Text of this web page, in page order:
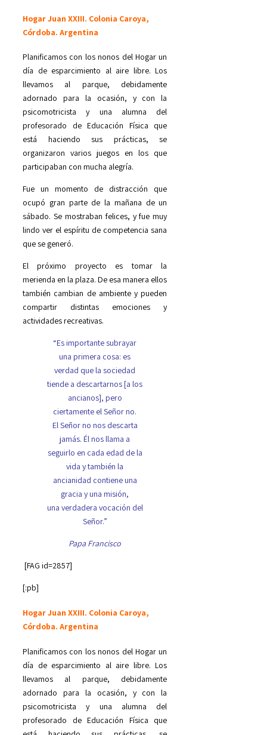
Hogar Juan XXIII. Colonia Caroya,
Córdoba. Argentina
Planificamos con los nonos del Hogar un
día de esparcimiento al aire libre. Los
llevamos al parque, debidamente
adornado para la ocasión, y con la
psicomotricista y una alumna del
profesorado de Educación Física que
está haciendo sus prácticas, se
organizaron varios juegos en los que
participaban con mucha alegría.
Fue un momento de distracción que
ocupó gran parte de la mañana de un
sábado. Se mostraban felices, y fue muy
lindo ver el espíritu de competencia sana
que se generó.
El próximo proyecto es tomar la
merienda en la plaza. De esa manera ellos
también cambian de ambiente y pueden
compartir distintas emociones y
actividades recreativas.
“Es importante subrayar
una primera cosa: es
verdad que la sociedad
tiende a descartarnos [a los
ancianos], pero
ciertamente el Señor no.
El Señor no nos descarta
jamás. Él nos llama a
seguirlo en cada edad de la
vida y también la
ancianidad contiene una
gracia y una misión,
una verdadera vocación del
Señor.”
Papa Francisco
[FAG id=2857]
[:pb]
Hogar Juan XXIII. Colonia Caroya,
Córdoba. Argentina
Planificamos con los nonos del Hogar un
día de esparcimiento al aire libre. Los
llevamos al parque, debidamente
adornado para la ocasión, y con la
psicomotricista y una alumna del
profesorado de Educación Física que